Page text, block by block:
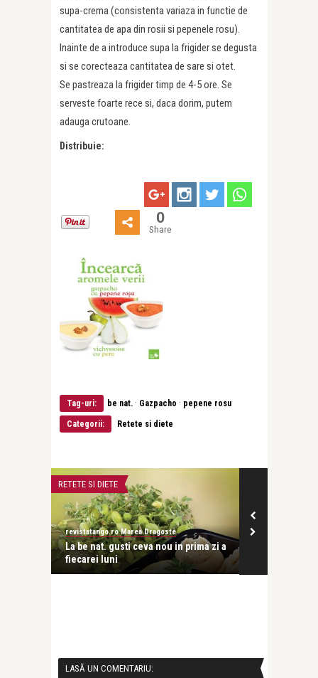
supa-crema (consistenta variaza in functie de
cantitatea de apa din rosii si pepenele rosu).
Inainte de a introduce supa la frigider se degusta
si se corecteaza cantitatea de sare si otet.
Se pastreaza la frigider timp de 4-5 ore. Se
serveste foarte rece si, daca dorim, putem
adauga crutoane.
Distribuie:
0
Share
Tag-uri: be nat. · Gazpacho · pepene rosu
Categorii: Retete si diete
RETETE SI DIETE
revistatango.ro Marea Dragoste
La be nat. gusti ceva nou in prima zi a
fiecarei luni
LASĂ UN COMENTARIU: